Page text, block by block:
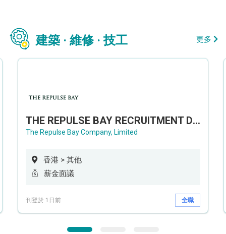
建築 · 維修 · 技工 更多
THE REPULSE BAY RECRUITMENT DAY 淺水灣影灣園人才招聘會
The Repulse Bay Company, Limited
香港 > 其他
薪金面議
刊登於 1日前 全職